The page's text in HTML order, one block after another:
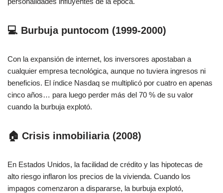
💻 Burbuja puntocom (1999-2000)
Con la expansión de internet, los inversores apostaban a
cualquier empresa tecnológica, aunque no tuviera ingresos ni
beneficios. El índice Nasdaq se multiplicó por cuatro en apenas
cinco años… para luego perder más del 70 % de su valor
cuando la burbuja explotó.
🏠 Crisis inmobiliaria (2008)
En Estados Unidos, la facilidad de crédito y las hipotecas de
alto riesgo inflaron los precios de la vivienda. Cuando los
impagos comenzaron a dispararse, la burbuja explotó,